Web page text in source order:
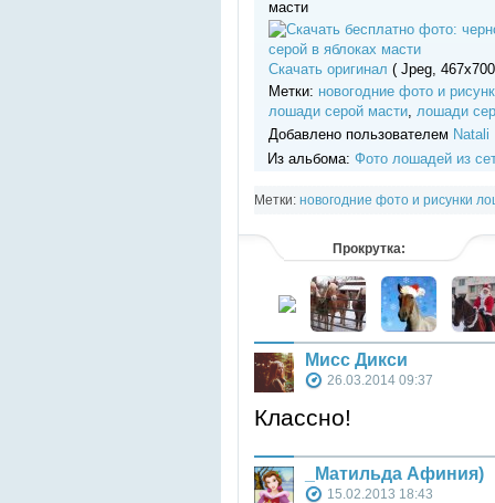
масти
Скачать оригинал ( Jpeg,
Метки: новогодние фото и
лошади серой масти, лошади
Добавлено пользователем Natali
Из альбома: Фото лошадей из
Метки: новогодние фото и рисунки
Прокрутка:
Мисс Дикси
26.03.2014 09:37
Классно!
_Матильда Афиния)
15.02.2013 18:43